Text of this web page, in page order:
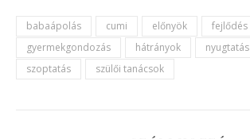
babaápolás cumi előnyök
fejlődés
gyermekgondozás
hátrányok nyugtatás
szoptatás
szülői tanácsok